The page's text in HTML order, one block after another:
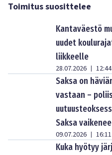
Toimitus suosittelee
Kantaväestö
uudet
liikkeelle
28.07.2026 | 12:44
Saksa on
vastaan –
Saksa vaikenee
09.07.2026 | 16:11
Kuka hyötyy